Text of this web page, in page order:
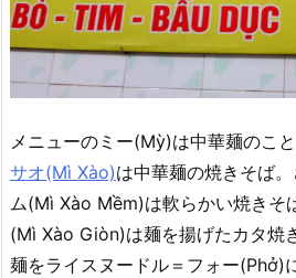
メニューのミー(Mỳ)は中華麺のこと
サオ(Mì Xào)は中華麺の焼きそば
ム(Mì Xào Mềm)は軟らかい焼きそ
(Mì Xào Giòn)は麺を揚げたカタ焼
麺をライスヌードル＝フォー(Phở)